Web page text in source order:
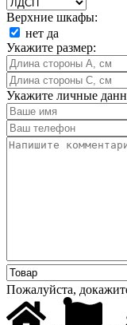
Верхние шкафы:
нет да
Укажите размер:
Укажите личные
Пожалуйста,